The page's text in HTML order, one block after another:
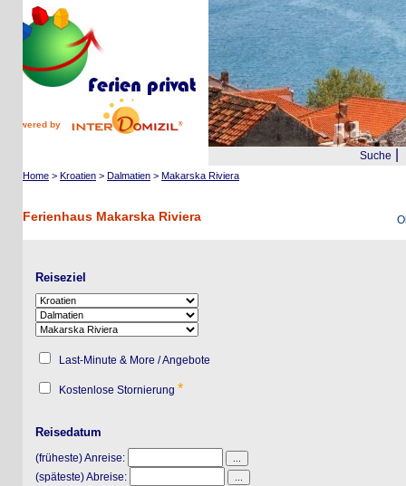
by
Suche|
Home>Kroatien>Dalmatien>Makarska Riviera
Ferienhaus Makarska Riviera
Reiseziel
Last-Minute & More / Angebote
Kostenlose Stornierung*
Reisedatum
(früheste) Anreise:
(späteste) Abreise: